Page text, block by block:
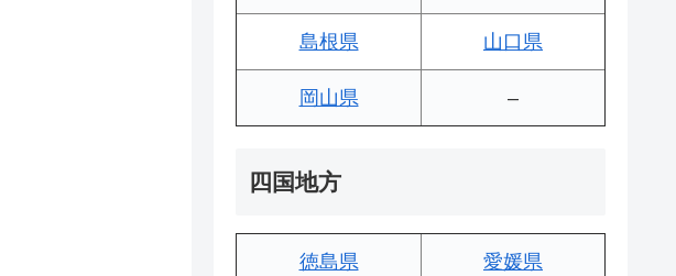
島根県 山口県
岡山県 –
四国地方
徳島県 愛媛県